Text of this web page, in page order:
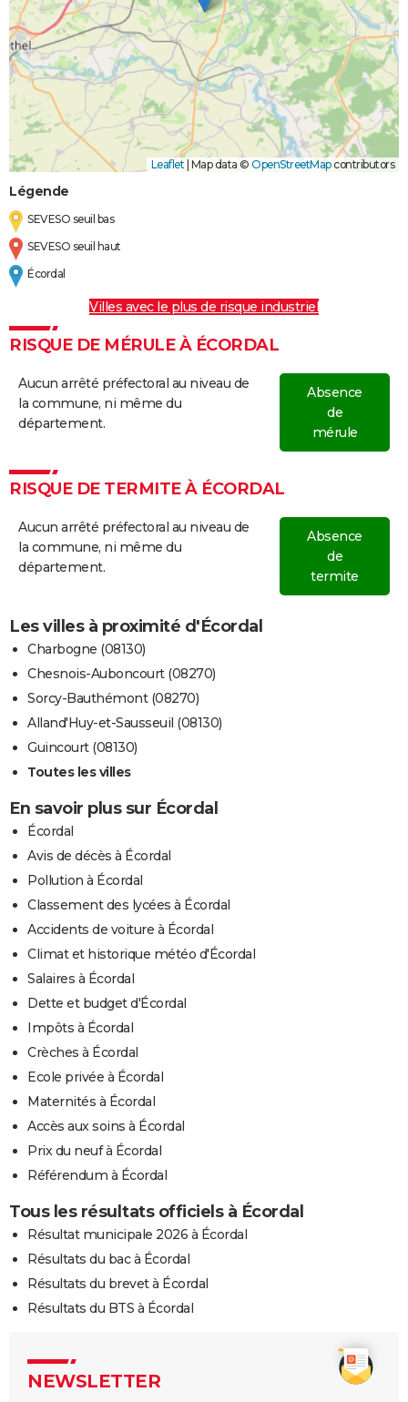
Leaflet Map data © OpenStreetMapcontributors
Légende
SEVESO seuil bas
SEVESO seuil haut
Écordal
Villes avec le plus de risque industriel
RISQUE DE MÉRULE À ÉCORDAL
Aucun arrêté préfectoral au niveau de
la commune, ni même du
département.
Absence
de
mérule
RISQUE DE TERMITE À ÉCORDAL
Aucun arrêté préfectoral au niveau de
la commune, ni même du
département.
Absence
de
termite
Les villes à proximité d'Écordal
Charbogne (08130)
Chesnois-Auboncourt (08270)
Sorcy-Bauthémont (08270)
Alland'Huy-et-Sausseuil (08130)
Guincourt (08130)
Toutes les villes
En savoir plus sur Écordal
Écordal
Avis de décès à Écordal
Pollution à Écordal
Classement des lycées à Écordal
Accidents de voiture à Écordal
Climat et historique météo d'Écordal
Salaires à Écordal
Dette et budget d'Écordal
Impôts à Écordal
Crèches à Écordal
Ecole privée à Écordal
Maternités à Écordal
Accès aux soins à Écordal
Prix du neuf à Écordal
Référendum à Écordal
Tous les résultats officiels à Écordal
Résultat municipale 2026 à Écordal
Résultats du bac à Écordal
Résultats du brevet à Écordal
Résultats du BTS à Écordal
NEWSLETTER